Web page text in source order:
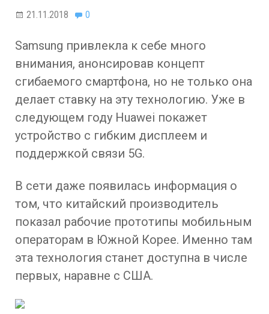
21.11.2018 0
Samsung привлекла к себе много
внимания, анонсировав концепт
сгибаемого смартфона, но не только она
делает ставку на эту технологию. Уже в
следующем году Huawei покажет
устройство с гибким дисплеем и
поддержкой связи 5G.
В сети даже появилась информация о
том, что китайский производитель
показал рабочие прототипы мобильным
операторам в Южной Корее. Именно там
эта технология станет доступна в числе
первых, наравне с США.